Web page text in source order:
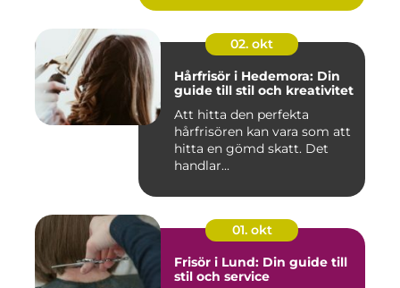
02. okt
Hårfrisör i Hedemora: Din
guide till stil och kreativitet
Att hitta den perfekta
hårfrisören kan vara som att
hitta en gömd skatt. Det
handlar...
01. okt
Frisör i Lund: Din guide till
stil och service